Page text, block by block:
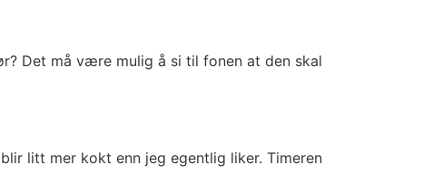
Det må være mulig å si til fonen at den skal
litt mer kokt enn jeg egent­lig liker. Time­ren